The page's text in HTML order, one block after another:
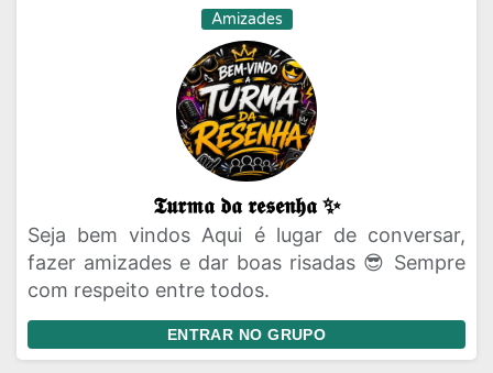
Amizades
𝕿𝖚𝖗𝖒𝖆 𝖉𝖆 𝖗𝖊𝖘𝖊𝖓𝖍𝖆 ✨
Seja bem vindos Aqui é lugar de conversar,
fazer amizades e dar boas risadas 😎 Sempre
com respeito entre todos.
ENTRAR NO GRUPO